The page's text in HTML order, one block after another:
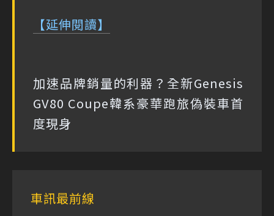
【延伸閱讀】
加速品牌銷量的利器？全新Genesis
GV80 Coupe韓系豪華跑旅偽裝車首
度現身
車訊最前線